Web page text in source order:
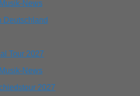
Musik-News
Deutschland
Musik-News
2027